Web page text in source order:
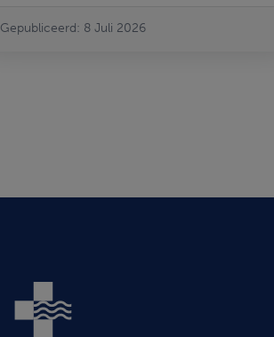
Gepubliceerd: 8 Juli 2026